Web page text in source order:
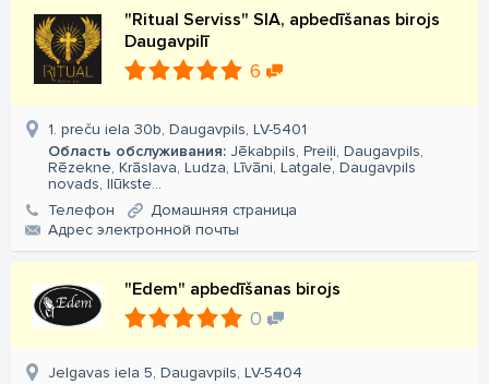
"Ritual Serviss" SIA, apbedīšanas birojs
Daugavpilī
6
1. preču iela 30b, Daugavpils, LV-5401
Область обслуживания: Jēkabpils, Preiļi, Daugavpils,
Rēzekne, Krāslava, Ludza, Līvāni, Latgale, Daugavpils
novads, Ilūkste...
Телефон
Домашняя страница
Aдрес электронной почты
"Edem" apbedīšanas birojs
0
Jelgavas iela 5, Daugavpils, LV-5404